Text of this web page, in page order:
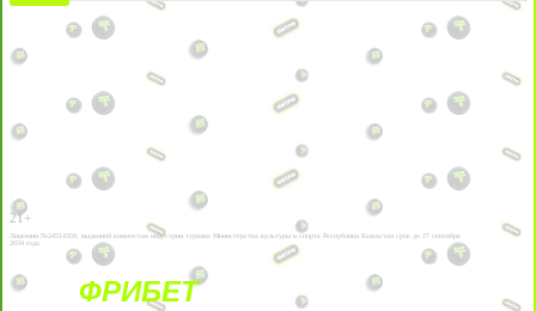
21+
Лицензии №24514359, выданной комитетом индустрии туризма Министерства культуры и спорта Республики Казахстан срок до 27 сентября
2034 года.
ФРИБЕТ